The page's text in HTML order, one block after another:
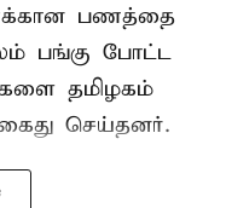
பணத்தை
பங்கு போட்ட
தமிழகம்
செய்தனர்.